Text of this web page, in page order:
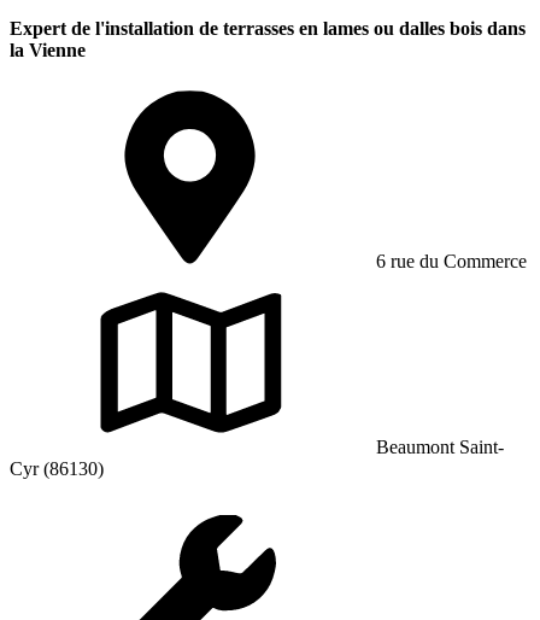
Expert de l'installation de terrasses en lames ou dalles bois dans
la Vienne
6 rue du Commerce
Beaumont Saint-
Cyr (86130)